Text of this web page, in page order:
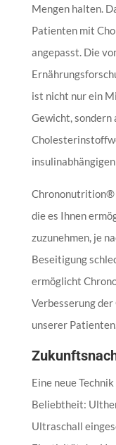
Mengen halten.
Patienten mit
angepasst. Die
ist nicht nur ein
Gewicht, sondern
Chrononutrition®
die es Ihnen
zuzunehmen, je
Beseitigung
ermöglicht
Verbesserung
unserer
Eine neue
Beliebtheit:
Ultraschall